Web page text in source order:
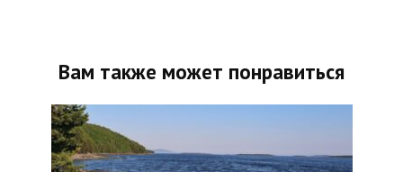
Вам также может понравиться